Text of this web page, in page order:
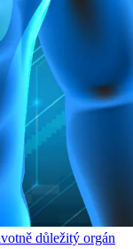
důležitý orgán